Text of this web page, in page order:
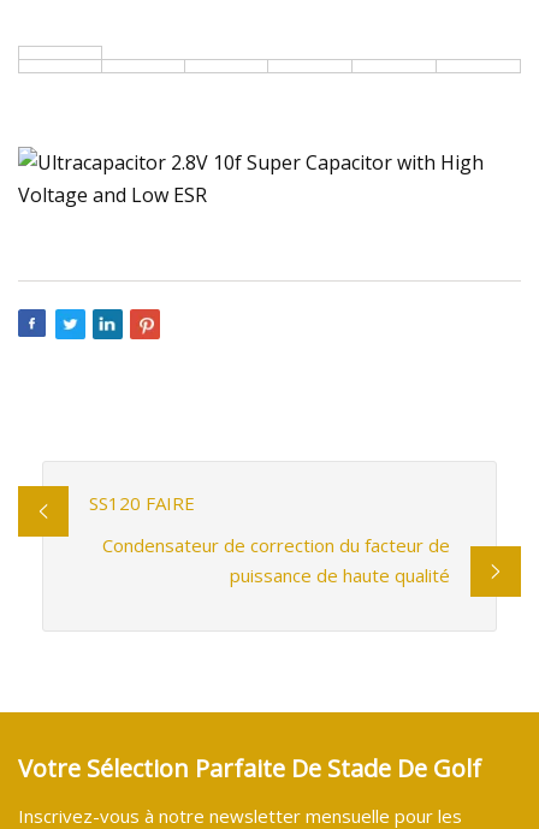
SS120 FAIRE
Condensateur de correction du facteur de
puissance de haute qualité
Votre Sélection Parfaite De Stade De Golf
Inscrivez-vous à notre newsletter mensuelle pour les